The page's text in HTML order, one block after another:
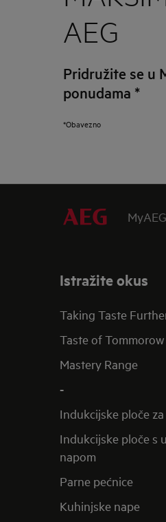
AEG
Pridružite se u
ponudama *
*Obavezno
MyAEG
Istražite okus
Taking Taste
Taste of Tommorow
Mastery Range
-
Indukcijske ploče
Indukcijske ploče s
napom
Parne pećnice
Kuhinjske nape